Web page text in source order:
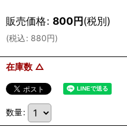
販売価格: 800円(税別)
(税込: 880円)
在庫数 △
数量: